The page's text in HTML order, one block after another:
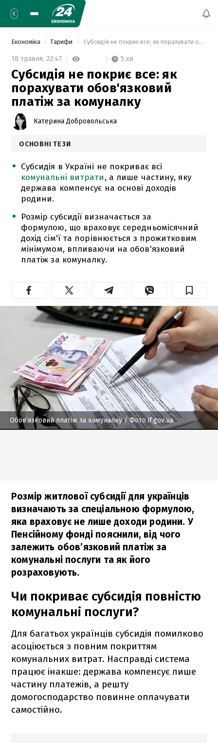
Економіка Тарифи Субсидія не покриє все: як порахувати обов'язковий платіж за комуналку
18 травня, 22:47 5 хв
Субсидія не покриє все: як
порахувати обов'язковий
платіж за комуналку
Катерина Добровольська
ОСНОВНІ ТЕЗИ
Субсидія в Україні не покриває всі
комунальні витрати, а лише частину, яку
держава компенсує на основі доходів
родини.
Розмір субсидії визначається за
формулою, що враховує середньомісячний
дохід сім'ї та порівнюється з прожитковим
мінімумом, впливаючи на обов'язковий
платіж за комуналку.
Обов’язковий платіж за комуналку/ Фото if.gov.ua
Розмір житлової субсидії для українців
визначають за спеціальною формулою,
яка враховує не лише доходи родини. У
Пенсійному фонді пояснили, від чого
залежить обов’язковий платіж за
комунальні послуги та як його
розраховують.
Чи покриває субсидія повністю
комунальні послуги?
Для багатьох українців субсидія помилково
асоціюється з повним покриттям
комунальних витрат. Насправді система
працює інакше: держава компенсує лише
частину платежів, а решту
домогосподарство повинне оплачувати
самостійно.